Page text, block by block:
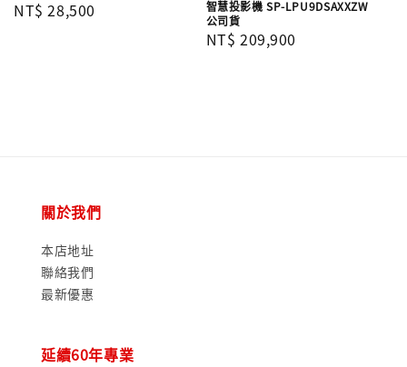
Regular
NT$ 28,500
智慧投影機 SP-LPU9DSAXXZW
公司貨
Regular
NT$ 209,900
關於我們
本店地址
聯絡我們
最新優惠
延續60年專業